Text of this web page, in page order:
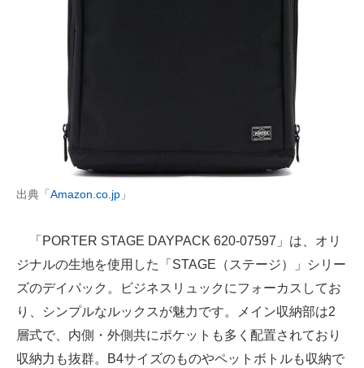
出典「 Amazon.co.jp 」
「PORTER STAGE DAYPACK 620-07597」は、オリ
ジナルの生地を使用した「STAGE（ステージ）」シリー
ズのデイパック。ビジネスリュックにフォーカスしてお
り、シンプルなルックスが魅力です。メイン収納部は2
層式で、内側・外側共にポケットも多く配置されており
収納力も抜群。B4サイズのものやペットボトルも収納で